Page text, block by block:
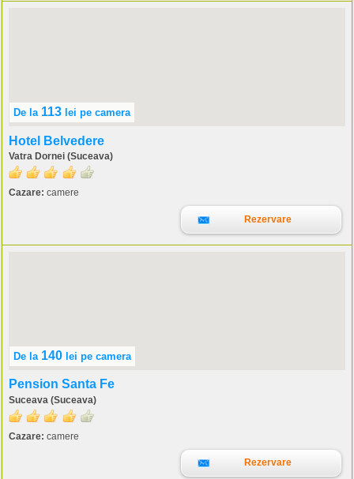
De la 113 lei pe camera
Hotel Belvedere
Vatra Dornei (Suceava)
Cazare: camere
Rezervare
De la 140 lei pe camera
Pension Santa Fe
Suceava (Suceava)
Cazare: camere
Rezervare